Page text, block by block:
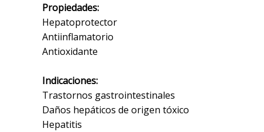
Propiedades:
Hepatoprotector
Antiinflamatorio
Antioxidante
Indicaciones:
Trastornos gastrointestinales
Daños hepáticos de origen tóxico
Hepatitis